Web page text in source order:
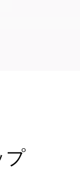
プ